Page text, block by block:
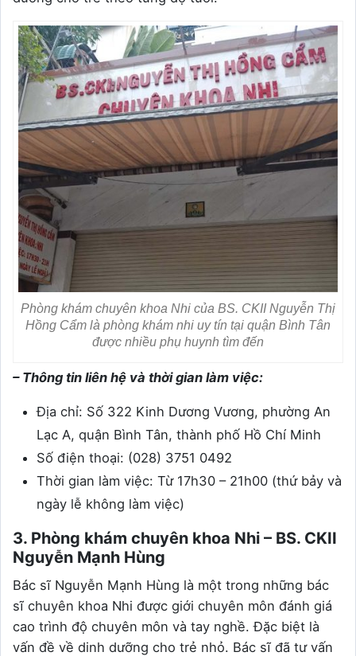
Phòng khám chuyên khoa Nhi của BS. CKII Nguyễn Thị
Hồng Cẩm là phòng khám nhi uy tín tại quận Bình Tân
được nhiều phụ huynh tìm đến
– Thông tin liên hệ và thời gian làm việc:
Địa chỉ: Số 322 Kinh Dương Vương, phường An
Lạc A, quận Bình Tân, thành phố Hồ Chí Minh
Số điện thoại: (028) 3751 0492
Thời gian làm việc: Từ 17h30 – 21h00 (thứ bảy và
ngày lễ không làm việc)
3. Phòng khám chuyên khoa Nhi – BS. CKII
Nguyễn Mạnh Hùng
Bác sĩ Nguyễn Mạnh Hùng là một trong những bác
sĩ chuyên khoa Nhi được giới chuyên môn đánh giá
cao trình độ chuyên môn và tay nghề. Đặc biệt là
vấn đề về dinh dưỡng cho trẻ nhỏ. Bác sĩ đã tư vấn